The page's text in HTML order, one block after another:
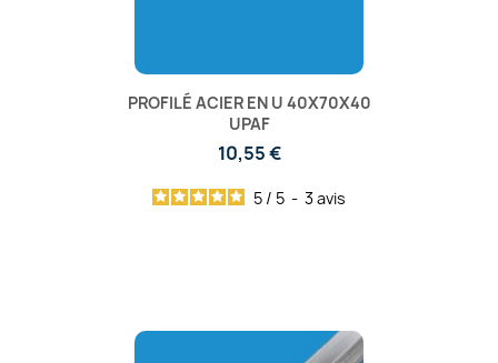
PROFILÉ ACIER EN U 40X70X40
UPAF
10,55 €
5 / 5 - 3avis